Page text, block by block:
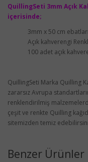
QuillingSeti 3mm Açık
içerisinde;
3mm x 50 cm
Açık kahverengi
100 adet açık
QuillingSeti Marka Quilling
zararsız Avrupa
renklendirilmiş
çeşit ve renkte Quilling
sitemizden temiz
Benzer Ürünler